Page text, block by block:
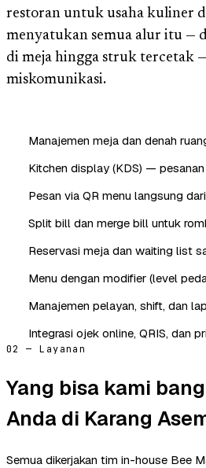
restoran untuk usaha kuliner
menyatukan semua alur itu —
di meja hingga struk tercetak
miskomunikasi.
Manajemen meja dan denah
Kitchen display (KDS) —
Pesan via QR menu langsung
Split bill dan merge bill untuk
Reservasi meja dan waiting list
Menu dengan modifier (level
Manajemen pelayan, shift, dan
Integrasi ojek online, QRIS, dan
02 — Layanan
Yang bisa kami
Anda di Karang
Semua dikerjakan tim in-house Bee